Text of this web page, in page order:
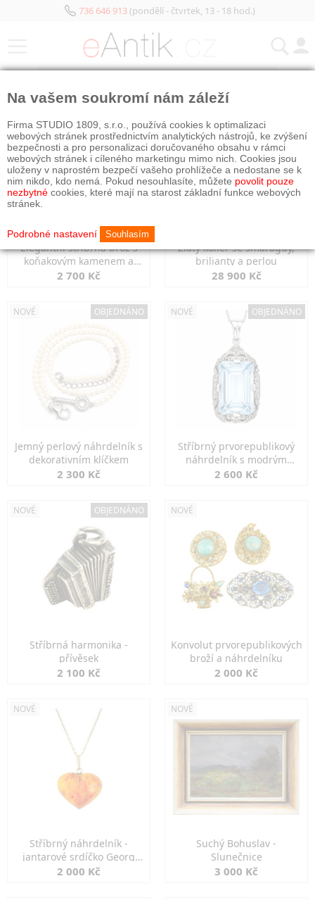
736 646 913(pondělí - čtvrtek, 13 - 18 hod.)
Elegantní stříbrná brož s
koňakovým kamenem a
markazity
2 700 Kč
Zlatý kolier se smaragdy,
brilianty a perlou
28 900 Kč
NOVÉ OBJEDNÁNO
Jemný perlový náhrdelník s
dekorativním klíčkem
2 300 Kč
NOVÉ OBJEDNÁNO
Stříbrný prvorepublikový
náhrdelník s modrým
spinelem
2 600 Kč
NOVÉ OBJEDNÁNO
Stříbrná harmonika -
přívěsek
2 100 Kč
NOVÉ
Konvolut prvorepublikových
broží a náhrdelníku
2 000 Kč
NOVÉ
Stříbrný náhrdelník -
jantarové srdíčko Georg
Kramer
2 000 Kč
NOVÉ
Suchý Bohuslav -
Slunečnice
3 000 Kč
Na vašem soukromí nám záleží
Firma STUDIO 1809, s.r.o., používá cookies k optimalizaci
webových stránek prostřednictvím analytických nástrojů, ke zvýšení
bezpečnosti a pro personalizaci doručovaného obsahu v rámci
webových stránek i cíleného marketingu mimo nich. Cookies jsou
uloženy v naprostém bezpečí vašeho prohlížeče a nedostane se k
nim nikdo, kdo nemá. Pokud nesouhlasíte, můžete povolit pouze
nezbytné cookies, které mají na starost základní funkce webových
stránek.
Podrobné nastavení Souhlasím